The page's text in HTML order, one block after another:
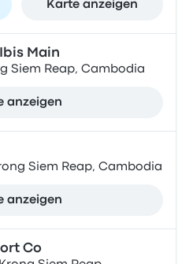
Karte anzeigen
Main
Siem Reap, Cambodia
anzeigen
Siem Reap, Cambodia
anzeigen
Co